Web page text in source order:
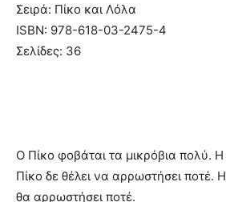
Σειρά: Πίκο και Λόλα
ISBN: 978-618-03-2475-4
Σελίδες: 36
Ο Πίκο φοβάται τα μικρόβια πολύ.
Πίκο δε θέλει να αρρωστήσει ποτέ.
θα αρρωστήσει ποτέ.